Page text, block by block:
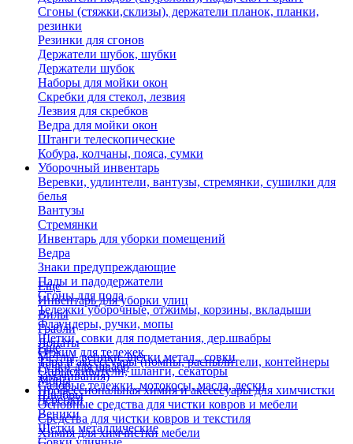
Сгоны (стяжки,склизы), держатели планок, планки,
резинки
Резинки для сгонов
Держатели шубок, шубки
Держатели шубок
Наборы для мойки окон
Скребки для стекол, лезвия
Лезвия для скребков
Ведра для мойки окон
Штанги телескопические
Кобура, колчаны, пояса, сумки
Уборочный инвентарь
Веревки, удлинтели, вантузы, стремянки, сушилки для
белья
Вантузы
Стремянки
Инвентарь для уборки помещений
Ведра
Знаки предупреждающие
Пады и падодержатели
Сгоны для пола
Тележки уборочные, отжимы, корзины, вкладыши
Флаундеры, ручки, мопы
Щетки, совки для подметания, дер.швабры
Отжим для тележек
Ручки для швабр
Мопы
Швабры
Еще
Инвентарь для уборки улиц
Вилы
Грабли
Лопаты
Метлы, веники, щетки метал., совки
Опрыскиватели, шланги, секаторы
Садовые тележки, мотокосы, масла, лески
Черенки
Веники
Щетки металлические
Еще
Тара и аксессуары (помпы, распылители, контейнеры
замачивания)
Профессиональная химия и акссесуары для химчистки
Основные средства для чистки ковров и мебели
Средства для чистки ковров и текстиля
Химия для химчистки мебели